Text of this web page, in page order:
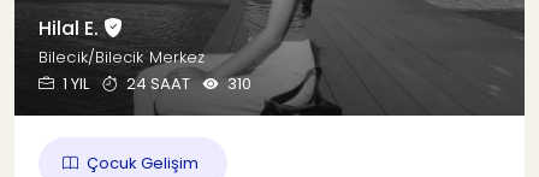
Hilal E.
Bilecik/Bilecik Merkez
1 YIL
24 SAAT 310
Çocuk Gelişim